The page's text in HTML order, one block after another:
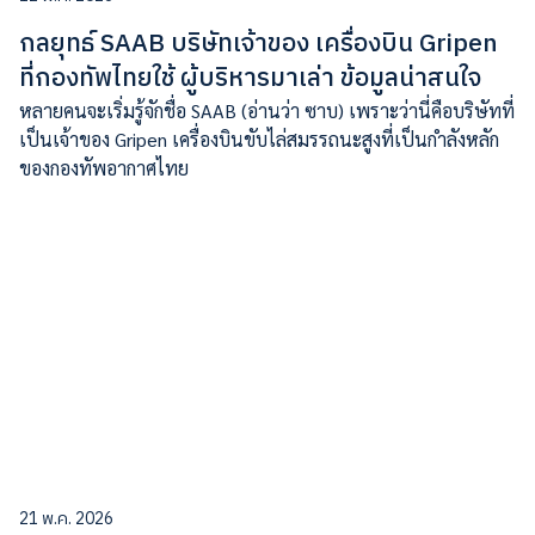
กลยุทธ์ SAAB บริษัทเจ้าของ เครื่องบิน Gripen
ที่กองทัพไทยใช้ ผู้บริหารมาเล่า ข้อมูลน่าสนใจ
หลายคนจะเริ่มรู้จักชื่อ SAAB (อ่านว่า ซาบ) เพราะว่านี่คือบริษัทที่
เป็นเจ้าของ Gripen เครื่องบินขับไล่สมรรถนะสูงที่เป็นกำลังหลัก
ของกองทัพอากาศไทย
21 พ.ค. 2026